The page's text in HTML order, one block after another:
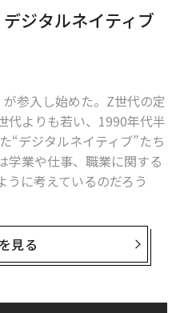
ジタルネイティブ
参入し始めた。Z世代の定
代よりも若い、1990年代半
“デジタルネイティブ”たち
学業や仕事、職業に関する
うに考えているのだろう
の傾向を以下に紹介する。
グ会社、ユニバーサムが南
まとめたものだ。
見る